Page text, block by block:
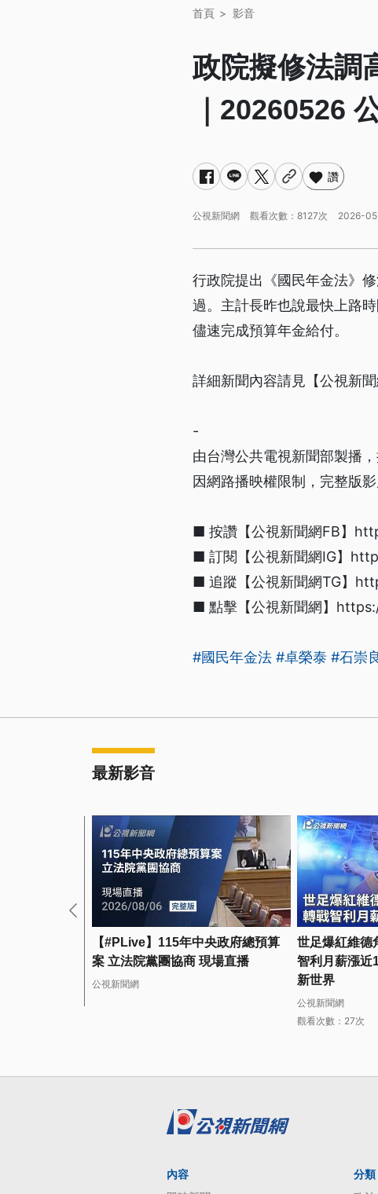
首頁 影音
政院擬修法調
｜20260526
讚
公視新聞網 觀看次數：8127次 2026-
行政院提出《國民年金法》
過。主計長昨也說最快上路
儘速完成預算年金給付。
詳細新聞內容請見【公視新聞
-
由台灣公共電視新聞部製播
因網路播映權限制，完整版
■ 按讚【公視新聞網FB】
■ 訂閱【公視新聞網IG】
■ 追蹤【公視新聞網TG】
■ 點擊【公視新聞網】
#國民年金法 #卓榮泰 #石崇
最新影音
【#PLive】115年中央政府總預算
案 立法院黨團協商 現場直播
公視新聞網
世足爆紅維德
智利月薪漲近
新世界
公視新聞網
觀看次數：27次
內容
分類